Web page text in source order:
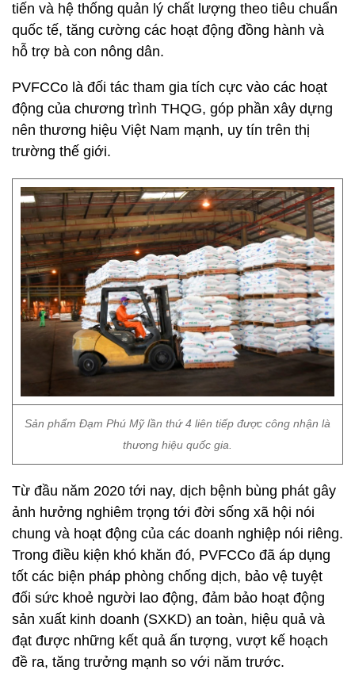
tiến và hệ thống quản lý chất lượng theo tiêu chuẩn
quốc tế, tăng cường các hoạt động đồng hành và
hỗ trợ bà con nông dân.
PVFCCo là đối tác tham gia tích cực vào các hoạt
động của chương trình THQG, góp phần xây dựng
nên thương hiệu Việt Nam mạnh, uy tín trên thị
trường thế giới.
Sản phẩm Đạm Phú Mỹ lần thứ 4 liên tiếp được công nhận là
thương hiệu quốc gia.
Từ đầu năm 2020 tới nay, dịch bệnh bùng phát gây
ảnh hưởng nghiêm trọng tới đời sống xã hội nói
chung và hoạt động của các doanh nghiệp nói riêng.
Trong điều kiện khó khăn đó, PVFCCo đã áp dụng
tốt các biện pháp phòng chống dịch, bảo vệ tuyệt
đối sức khoẻ người lao động, đảm bảo hoạt động
sản xuất kinh doanh (SXKD) an toàn, hiệu quả và
đạt được những kết quả ấn tượng, vượt kế hoạch
đề ra, tăng trưởng mạnh so với năm trước.